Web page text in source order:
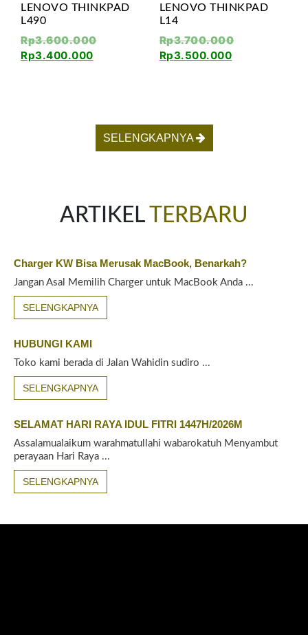
LENOVO THINKPAD
L490
Rp3.600.000
Rp3.400.000
LENOVO THINKPAD
L14
Rp3.700.000
Rp3.500.000
SELENGKAPNYA
ARTIKELTERBARU
Charger KW Bisa Merusak MacBook, Benarkah?
Jangan Asal Memilih Charger untuk MacBook Anda ...
SELENGKAPNYA
HUBUNGI KAMI
Toko kami berada di Jalan Wahidin sudiro ...
SELENGKAPNYA
SELAMAT HARI RAYA IDUL FITRI 1447H/2026M
Assalamualaikum warahmatullahi wabarokatuh Menyambut
perayaan Hari Raya ...
SELENGKAPNYA